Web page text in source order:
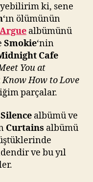
ki, sene
‘ın ölümünün
albümünü
Smokie‘nin
Cafe
You at
Know How to Love
parçalar.
albümü ve
Curtains albümü
ve bu yıl